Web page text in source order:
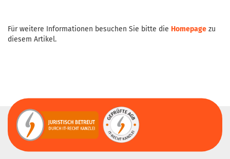
Für weitere Informationen besuchen Sie bitte die Homepage zu
diesem Artikel.